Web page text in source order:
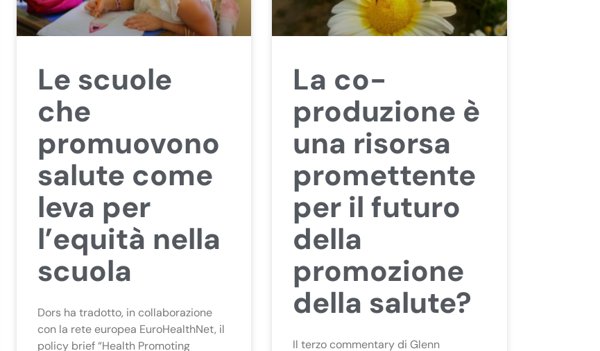
Le scuole
che
promuovono
salute come
leva per
l’equità nella
scuola
Dors ha tradotto, in collaborazione
con la rete europea EuroHealthNet, il
policy brief “Health Promoting
La co-
produzione è
una risorsa
promettente
per il futuro
della
promozione
della salute?
Il terzo commentary di Glenn